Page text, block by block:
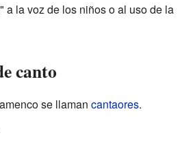
a la voz de los niños o al uso de la
canto
se llaman cantaores.